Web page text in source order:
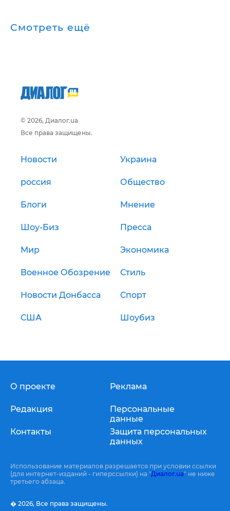
Смотреть ещё
© 2026, Диалог.ua
Все права защищены.
Новости Украина
россия Общество
Блоги Мнение
Шоу-Биз Пресса
Мир Экономика
Военное Обозрение Стиль
Новости Донбасса Спорт
США Шоубиз
О проекте
Редакция
Контакты
Реклама
Персональные
данные
Защита персональных
данных
Использование материалов разрешается при условии ссылки
(для интернет-изданий - гиперссылки) на "Диалог.ua" не ниже
третьего абзаца.
� 2026, Все права защищены.